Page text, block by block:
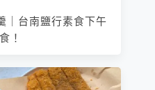
｜台南鹽行素食下午
！